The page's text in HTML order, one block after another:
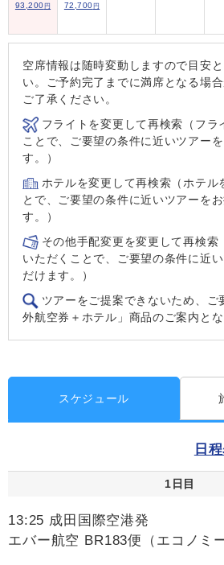
93,200円 72,700円
空席情報は随時変動しますので目安
い。ご予約完了までに満席となる場
ご了承ください。
フライトを変更して再検索（フラ
ことで、ご要望の条件に近いツアー
す。）
ホテルを変更して再検索（ホテル
とで、ご要望の条件に近いツアーを
す。）
その他手配変更を変更して再検索
いただくことで、ご要望の条件に近
だけます。）
ツアーをご提案できないため、ご
外航空券＋ホテル」商品のご案内とな
スケジュール
日
1日目
13:25 成田国際空港発
エバー航空 BR183便（エコノミー